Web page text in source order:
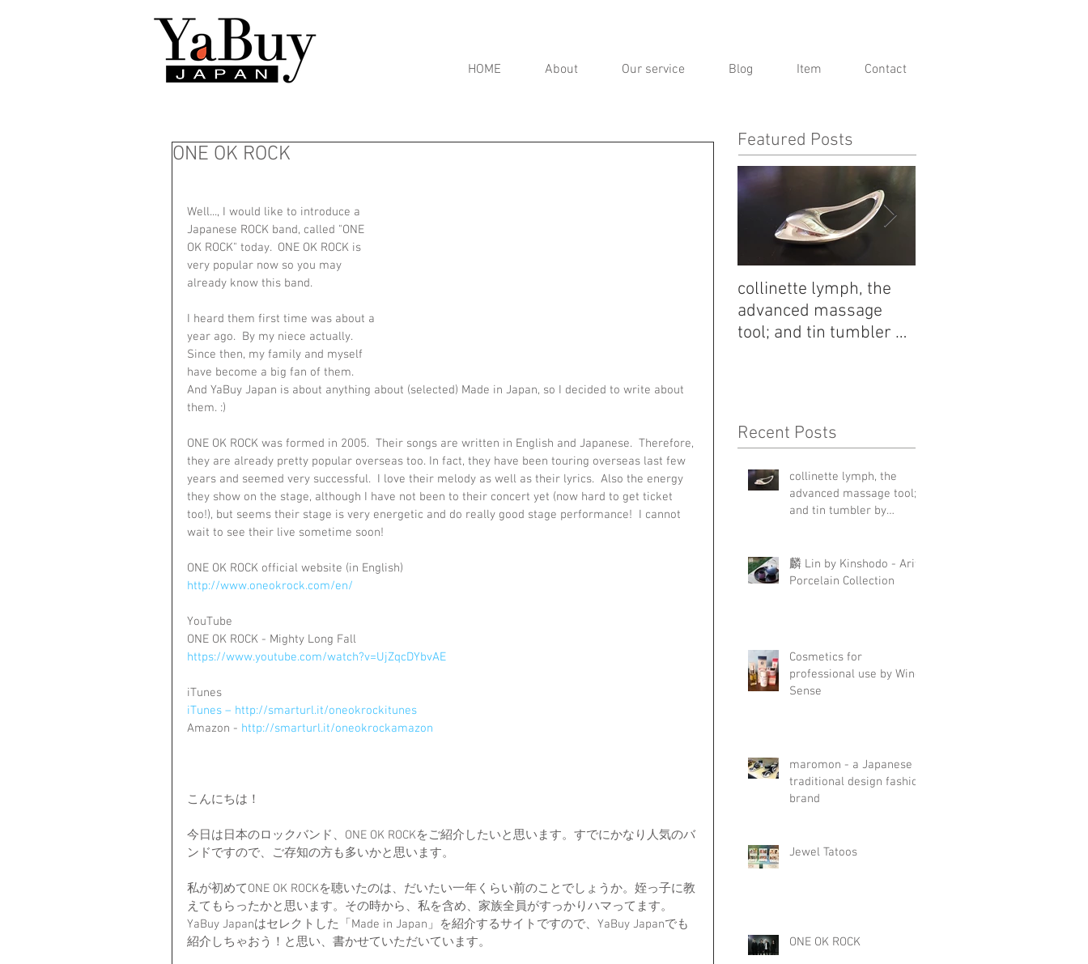
HOME About Our service Blog Item Contact
ONE OK ROCK
Well..., I would like to introduce a
Japanese ROCK band, called "ONE
OK ROCK" today.  ONE OK ROCK is
very popular now so you may
already know this band.
I heard them first time was about a
year ago.  By my niece actually.
Since then, my family and myself
have become a big fan of them.
And YaBuy Japan is about anything about (selected) Made in Japan, so I decided to write about
them. :)
ONE OK ROCK was formed in 2005.  Their songs are written in English and Japanese.  Therefore,
they are already pretty popular overseas too. In fact, they have been touring overseas last few
years and seemed very successful.  I love their melody as well as their lyrics.  Also the energy
they show on the stage, although I have not been to their concert yet (now hard to get ticket
too!), but seems their stage is very energetic and do really good stage performance!  I cannot
wait to see their live sometime soon!
ONE OK ROCK official website (in English)
http://www.oneokrock.com/en/
YouTube
ONE OK ROCK - Mighty Long Fall
https://www.youtube.com/watch?v=UjZqcDYbvAE
iTunes
iTunes – http://smarturl.it/oneokrockitunes
Amazon - http://smarturl.it/oneokrockamazon
こんにちは！
今日は日本のロックバンド、ONE OK ROCKをご紹介したいと思います。すでにかなり人気のバ
ンドですので、ご存知の方も多いかと思います。
私が初めてONE OK ROCKを聴いたのは、だいたい一年くらい前のことでしょうか。姪っ子に教
えてもらったかと思います。その時から、私を含め、家族全員がすっかりハマってます。
YaBuy Japanはセレクトした「Made in Japan」を紹介するサイトですので、YaBuy Japanでも
紹介しちゃおう！と思い、書かせていただいています。
Featured Posts
collinette lymph, the
advanced massage
tool; and tin tumbler by
Recent Posts
collinette lymph, the
advanced massage tool;
and tin tumbler by
麟 Lin by Kinshodo - Arita
Porcelain Collection
Cosmetics for
professional use by Wing
Sense
maromon - a Japanese
traditional design fashion
brand
Jewel Tatoos
ONE OK ROCK